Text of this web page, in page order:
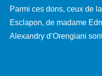
Parmi ces dons, ceux de
Esclapon, de madame
Alexandry d’Orengiani